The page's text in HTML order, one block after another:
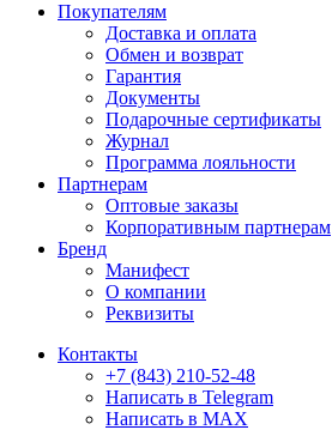
Покупателям
Доставка и оплата
Обмен и возврат
Гарантия
Документы
Подарочные сертификаты
Журнал
Программа лояльности
Партнерам
Оптовые заказы
Корпоративным партнерам
Бренд
Манифест
О компании
Реквизиты
Контакты
+7 (843) 210-52-48
Написать в Telegram
Написать в MAX